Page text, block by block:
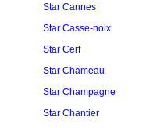
Star Cannes
Star Casse-noix
Star Cerf
Star Chameau
Star Champagne
Star Chantier